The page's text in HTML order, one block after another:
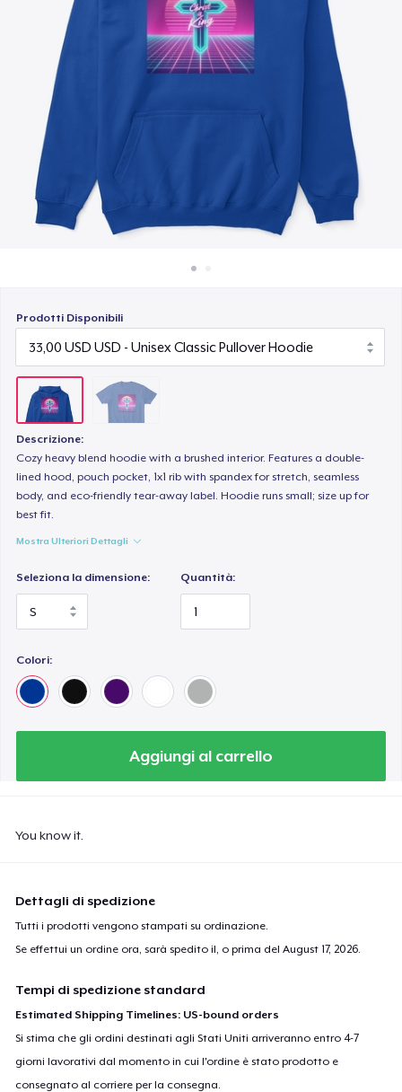
Vendi ovunque
Prodotti Disponibili
Descrizione:
Cozy heavy blend hoodie with a brushed interior. Features a double-
lined hood, pouch pocket, 1x1 rib with spandex for stretch, seamless
body, and eco-friendly tear-away label. Hoodie runs small; size up for
best fit.
Mostra Ulteriori Dettagli
Seleziona la dimensione: Quantità:
Colori:
Aggiungi al carrello
You know it.
Dettagli di spedizione
Tutti i prodotti vengono stampati su ordinazione.
Se effettui un ordine ora, sarà spedito il, o prima delAugust 17, 2026.
Tempi di spedizione standard
Estimated Shipping Timelines: US-bound orders
Si stima che gli ordini destinati agli Stati Uniti arriveranno entro 4-7
giorni lavorativi dal momento in cui l'ordine è stato prodotto e
consegnato al corriere per la consegna.